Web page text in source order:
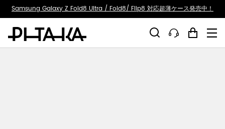
Samsung Galaxy Z Fold8 Ultra / Fold8/ Flip8 対応超薄ケース発売中！